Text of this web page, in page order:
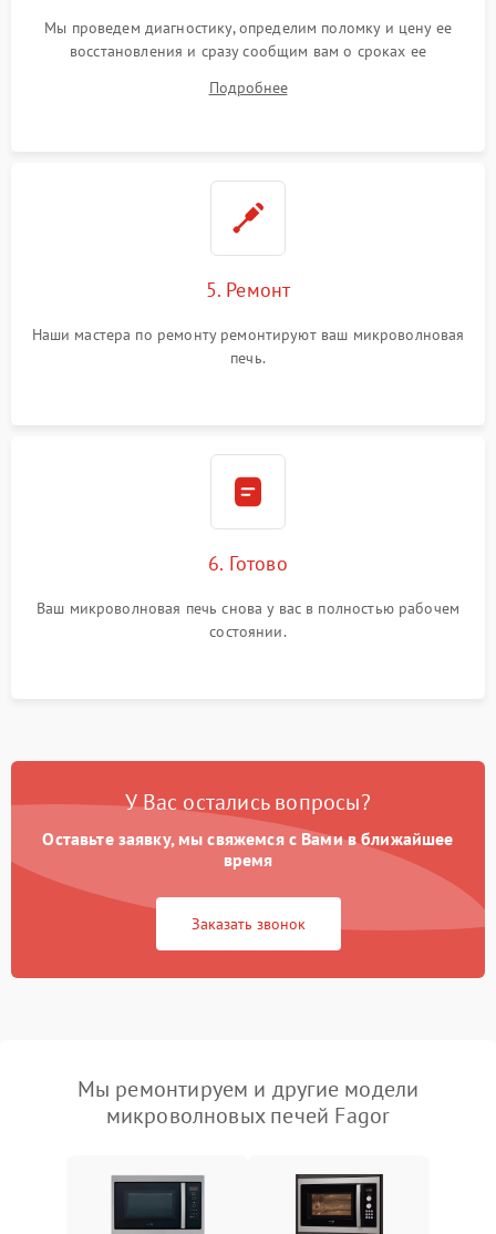
Мы проведем диагностику, определим поломку и цену ее
восстановления и сразу сообщим вам о сроках ее
Подробнее
5. Ремонт
Наши мастера по ремонту ремонтируют ваш микроволновая
печь.
6. Готово
Ваш микроволновая печь снова у вас в полностью рабочем
состоянии.
У Вас остались вопросы?
Оставьте заявку, мы свяжемся с Вами в ближайшее
время
Заказать звонок
Мы ремонтируем и другие модели
микроволновых печей Fagor